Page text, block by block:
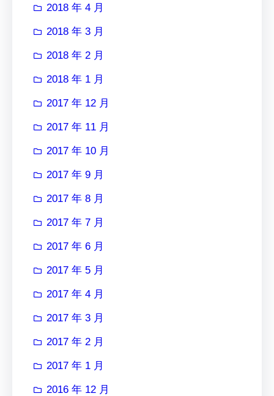
2018 年 4 月
2018 年 3 月
2018 年 2 月
2018 年 1 月
2017 年 12 月
2017 年 11 月
2017 年 10 月
2017 年 9 月
2017 年 8 月
2017 年 7 月
2017 年 6 月
2017 年 5 月
2017 年 4 月
2017 年 3 月
2017 年 2 月
2017 年 1 月
2016 年 12 月